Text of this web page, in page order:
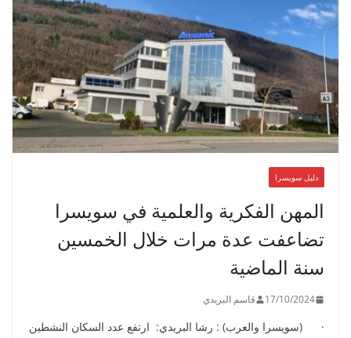
دليل سويسرا
المهن الفكرية والعلمية في سويسرا
تضاعفت عدة مرات خلال الخمسين
سنة الماضية
17/10/2024 قاسم البريدي
· (سويسرا والعرب) : رشا البريدي: ارتفع عدد السكان النشطين